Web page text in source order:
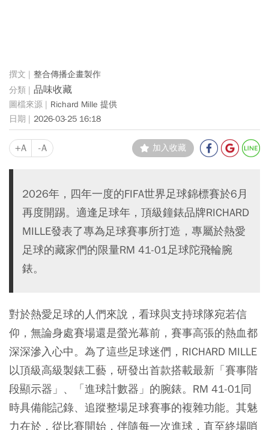
整合傳播企畫製作
品味收藏
Richard Mille 提供
2026-03-25 16:18
+A -A 加入收藏
2026年，四年一度的FIFA世界足球錦標賽於6月
再度開踢。適逢足球年，頂級鐘錶品牌RICHARD
MILLE發表了專為足球賽事所打造，專屬於熱愛
足球的藏家們的限量RM 41-01足球陀飛輪腕
錶。
對於熱愛足球的人們來說，看球與支持球隊宛若信
仰，無論身處賽場還是螢光幕前，賽事高張的熱血都
深深滲入心中。為了這些足球迷們，RICHARD MILLE
以頂級高級製錶工藝，研發出首款搭載最新「賽事階
段顯示器」、「進球計數器」的腕錶。RM 41-01同
時具備能記錄、追蹤整場足球賽事的複雜功能。其魅
力在於，從比賽開始，伴隨每一次進球，直至終場哨